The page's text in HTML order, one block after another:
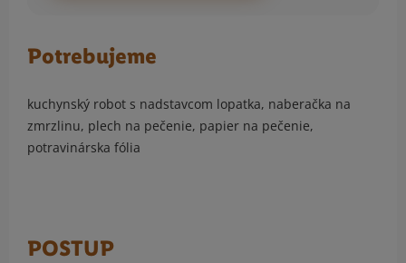
Potrebujeme
kuchynský robot s nadstavcom lopatka, naberačka na
zmrzlinu, plech na pečenie, papier na pečenie,
potravinárska fólia
POSTUP